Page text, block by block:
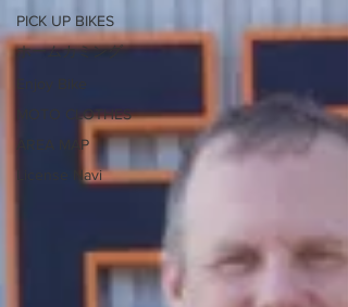
PICK UP BIKES
ホームカミング
Enjoy Bike
MOTO CLOTHES
AREA MAP
License Navi